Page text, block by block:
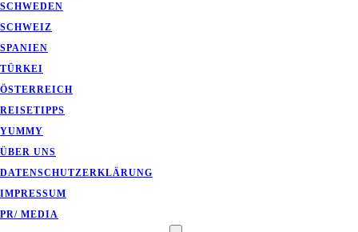
SCHWEDEN
SCHWEIZ
SPANIEN
TÜRKEI
ÖSTERREICH
REISETIPPS
YUMMY
ÜBER UNS
DATENSCHUTZERKLÄRUNG
IMPRESSUM
PR/ MEDIA